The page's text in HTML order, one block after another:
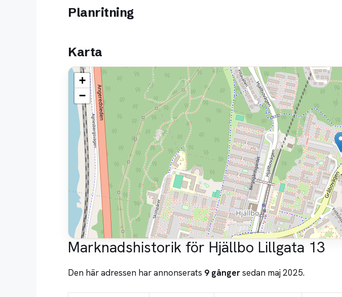
Planritning
Karta
+
−
Marknadshistorik för Hjällbo Lillgata 13
Den här adressen har annonserats 9 gångersedan maj 2025.